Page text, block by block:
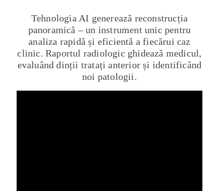
Tehnologia AI generează reconstrucția
panoramică – un instrument unic pentru
analiza rapidă și eficientă a fiecărui caz
clinic. Raportul radiologic ghidează medicul,
evaluând dinții tratați anterior și identificând
noi patologii.